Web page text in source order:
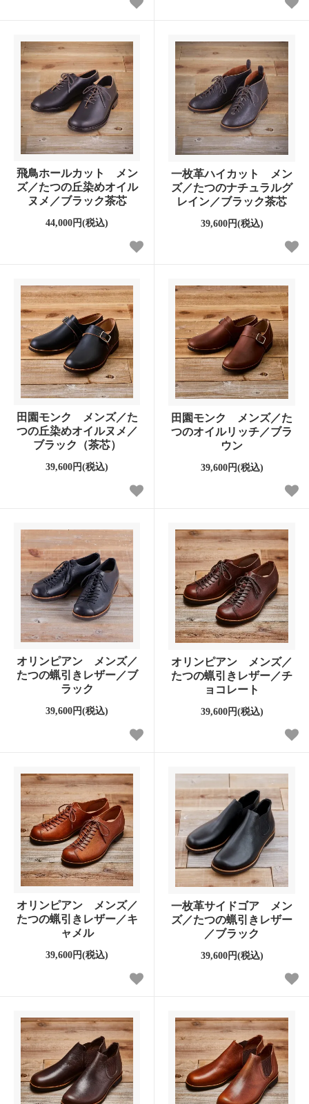
飛鳥ホールカット メン
ズ／たつの丘染めオイル
ヌメ／ブラック茶芯
44,000円(税込)
一枚革ハイカット メン
ズ／たつのナチュラルグ
レイン／ブラック茶芯
39,600円(税込)
田園モンク メンズ／た
つの丘染めオイルヌメ／
ブラック（茶芯）
39,600円(税込)
田園モンク メンズ／た
つのオイルリッチ／ブラ
ウン
39,600円(税込)
オリンピアン メンズ／
たつの蝋引きレザー／ブ
ラック
39,600円(税込)
オリンピアン メンズ／
たつの蝋引きレザー／チ
ョコレート
39,600円(税込)
オリンピアン メンズ／
たつの蝋引きレザー／キ
ャメル
39,600円(税込)
一枚革サイドゴア メン
ズ／たつの蝋引きレザー
／ブラック
39,600円(税込)